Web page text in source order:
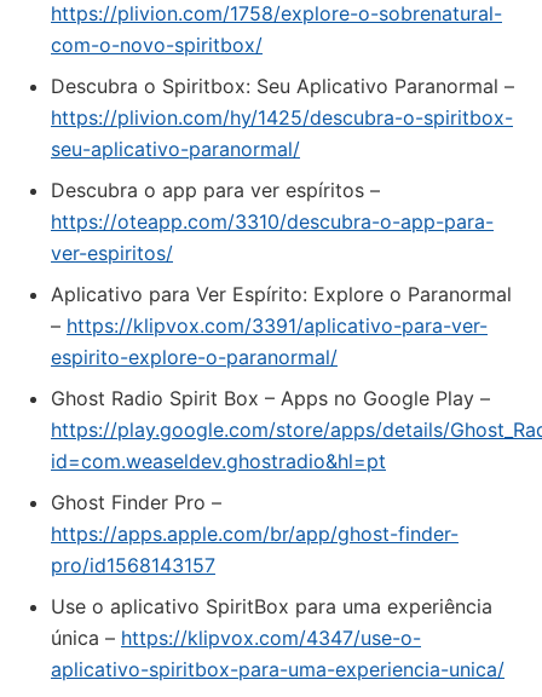
https://plivion.com/1758/explore-o-sobrenatural-
com-o-novo-spiritbox/
Descubra o Spiritbox: Seu Aplicativo Paranormal –
https://plivion.com/hy/1425/descubra-o-spiritbox-
seu-aplicativo-paranormal/
Descubra o app para ver espíritos –
https://oteapp.com/3310/descubra-o-app-para-
ver-espiritos/
Aplicativo para Ver Espírito: Explore o Paranormal
– https://klipvox.com/3391/aplicativo-para-ver-
espirito-explore-o-paranormal/
Ghost Radio Spirit Box – Apps no Google Play –
https://play.google.com/store/apps/details/
id=com.weaseldev.ghostradio&hl=pt
‎Ghost Finder Pro –
https://apps.apple.com/br/app/ghost-finder-
pro/id1568143157
Use o aplicativo SpiritBox para uma experiência
única – https://klipvox.com/4347/use-o-
aplicativo-spiritbox-para-uma-experiencia-unica/